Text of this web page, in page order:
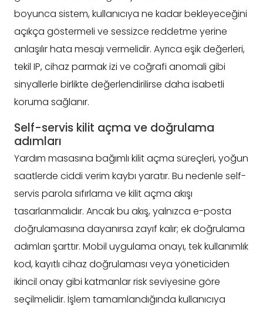
boyunca sistem, kullanıcıya ne kadar bekleyeceğini
açıkça göstermeli ve sessizce reddetme yerine
anlaşılır hata mesajı vermelidir. Ayrıca eşik değerleri,
tekil IP, cihaz parmak izi ve coğrafi anomali gibi
sinyallerle birlikte değerlendirilirse daha isabetli
koruma sağlanır.
Self-servis kilit açma ve doğrulama
adımları
Yardım masasına bağımlı kilit açma süreçleri, yoğun
saatlerde ciddi verim kaybı yaratır. Bu nedenle self-
servis parola sıfırlama ve kilit açma akışı
tasarlanmalıdır. Ancak bu akış, yalnızca e-posta
doğrulamasına dayanırsa zayıf kalır; ek doğrulama
adımları şarttır. Mobil uygulama onayı, tek kullanımlık
kod, kayıtlı cihaz doğrulaması veya yöneticiden
ikincil onay gibi katmanlar risk seviyesine göre
seçilmelidir. İşlem tamamlandığında kullanıcıya